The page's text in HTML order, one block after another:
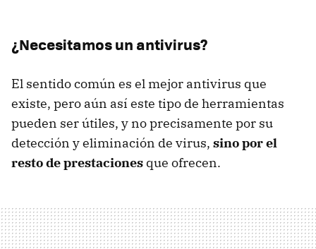
¿Necesitamos un antivirus?
El sentido común es el mejor antivirus que
existe, pero aún así este tipo de herramientas
pueden ser útiles, y no precisamente por su
detección y eliminación de virus, sino por el
resto de prestaciones que ofrecen.